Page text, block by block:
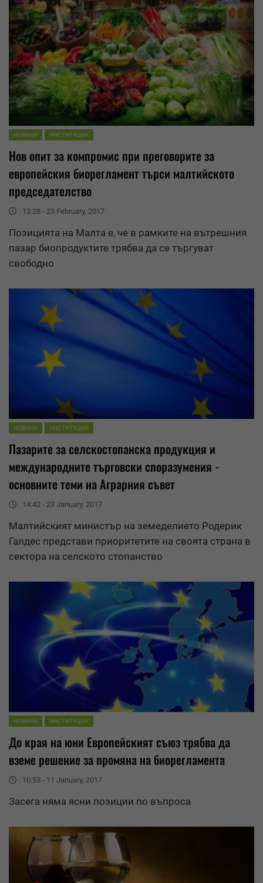
НОВИНИ ИНСТИТУЦИИ
Нов опит за компромис при преговорите за
европейския биорегламент търси малтийското
председателство
13:28 - 23 February, 2017
Позицията на Малта е, че в рамките на вътрешния
пазар биопродуктите трябва да се търгуват
свободно
НОВИНИ ИНСТИТУЦИИ
Пазарите за селскостопанска продукция и
международните търговски споразумения -
основните теми на Аграрния съвет
14:42 - 23 January, 2017
Малтийският министър на земеделието Родерик
Галдес представи приоритетите на своята страна в
сектора на селското стопанство
НОВИНИ ИНСТИТУЦИИ
До края на юни Европейският съюз трябва да
вземе решение за промяна на биорегламента
10:53 - 11 January, 2017
Засега няма ясни позиции по въпроса